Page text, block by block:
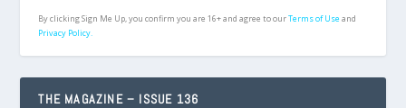
By clicking Sign Me Up, you confirm you are 16+ and agree to ourTerms of Useand
Privacy Policy.
THE MAGAZINE – ISSUE 136